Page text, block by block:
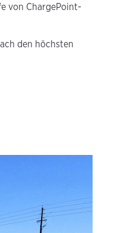
von ChargePoint-
den höchsten